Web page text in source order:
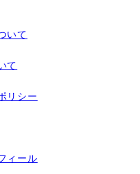
いて
て
リシー
ィール